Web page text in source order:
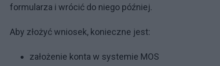
formularza i wrócić do niego później.
Aby złożyć wniosek, konieczne jest:
założenie konta w systemie MOS